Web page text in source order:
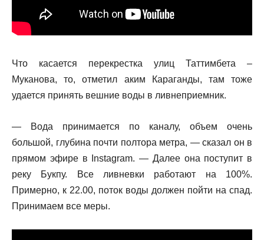
Что касается перекрестка улиц Таттимбета –
Муканова, то, отметил аким Караганды, там тоже
удается принять вешние воды в ливнеприемник.
— Вода принимается по каналу, объем очень
большой, глубина почти полтора метра, — сказал он в
прямом эфире в Instagram. — Далее она поступит в
реку Букпу. Все ливневки работают на 100%.
Примерно, к 22.00, поток воды должен пойти на спад.
Принимаем все меры.